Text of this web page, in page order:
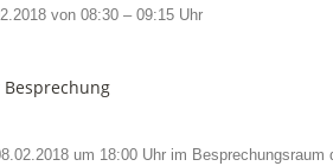
von 08:30 – 09:15 Uhr
um 18:00 Uhr im Besprechungsraum